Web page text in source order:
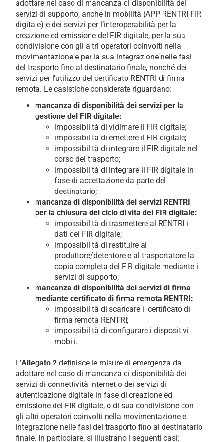
adottare nel caso di mancanza di disponibilità dei
servizi di supporto, anche in mobilità (APP RENTRI FIR
digitale) e dei servizi per l’interoperabilità per la
creazione ed emissione del FIR digitale, per la sua
condivisione con gli altri operatori coinvolti nella
movimentazione e per la sua integrazione nelle fasi
del trasporto fino al destinatario finale, nonché dei
servizi per l’utilizzo del certificato RENTRI di firma
remota. Le casistiche considerate riguardano:
mancanza di disponibilità dei servizi per la
gestione del FIR digitale:
impossibilità di vidimare il FIR digitale;
impossibilità di emettere il FIR digitale;
impossibilità di integrare il FIR digitale nel
corso del trasporto;
impossibilità di integrare il FIR digitale in
fase di accettazione da parte del
destinatario;
mancanza di disponibilità dei servizi RENTRI
per la chiusura del ciclo di vita del FIR digitale:
impossibilità di trasmettere al RENTRI i
dati del FIR digitale;
impossibilità di restituire al
produttore/detentore e al trasportatore la
copia completa del FIR digitale mediante i
servizi di supporto;
mancanza di disponibilità dei servizi di firma
mediante certificato di firma remota RENTRI:
impossibilità di scaricare il certificato di
firma remota RENTRI;
impossibilità di configurare i dispositivi
mobili.
L’Allegato 2 definisce le misure di emergenza da
adottare nel caso di mancanza di disponibilità dei
servizi di connettività internet o dei servizi di
autenticazione digitale in fase di creazione ed
emissione del FIR digitale, o di sua condivisione con
gli altri operatori coinvolti nella movimentazione e
integrazione nelle fasi del trasporto fino al destinatario
finale. In particolare, si illustrano i seguenti casi: